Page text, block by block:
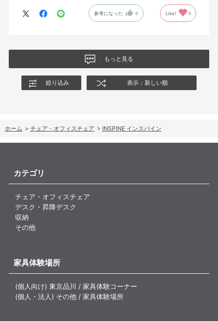
れで分散されて長時間座っていても楽に作業できるようになりま
した。
現状は非常に気に入ってます。
参考になった 0 Like! 0
もっと見る
絞り込み 表示：新しい順
ホーム > チェア・オフィスチェア > INSPINE インスパイン
カテゴリ
チェア・オフィスチェア
デスク・昇降デスク
収納
その他
家具体験場所
(個人向け) 東京品川 / 家具体験コーナー
(個人・法人) その他 / 家具体験場所